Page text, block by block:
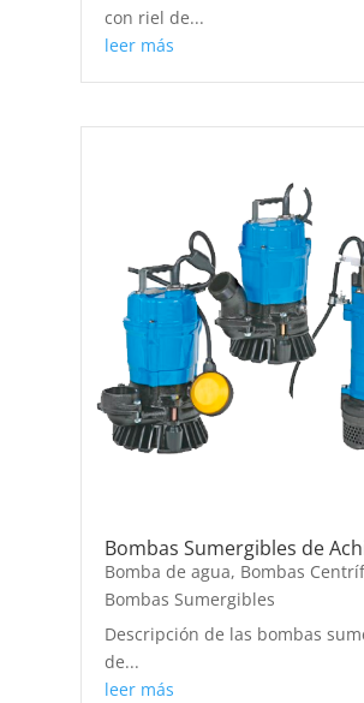
con riel de...
leer más
Bombas Sumergibles de
Bomba de agua, Bombas
Bombas Sumergibles
Descripción de las bombas
de...
leer más